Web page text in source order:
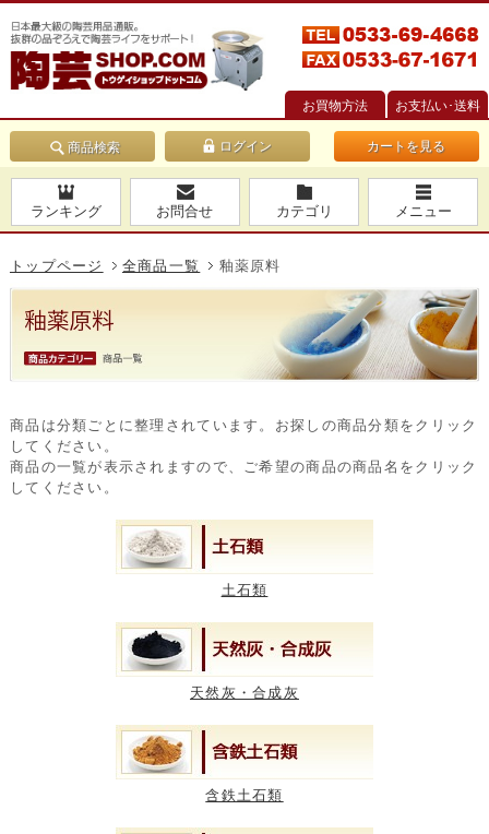
お買物方法 お支払い･送料
商品検索 カートを見る
ランキング お問合せ カテゴリ メニュー
トップページ 全商品一覧 釉薬原料
商品は分類ごとに整理されています。お探しの商品分類をクリック
してください。
商品の一覧が表示されますので、ご希望の商品の商品名をクリック
してください。
土石類
天然灰・合成灰
含鉄土石類